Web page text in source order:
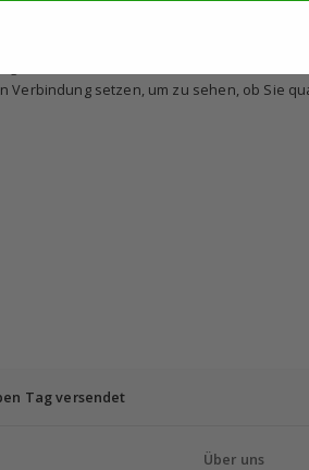
Verbindung setzen, um zu sehen, ob Sie
Tag versendet
Über uns